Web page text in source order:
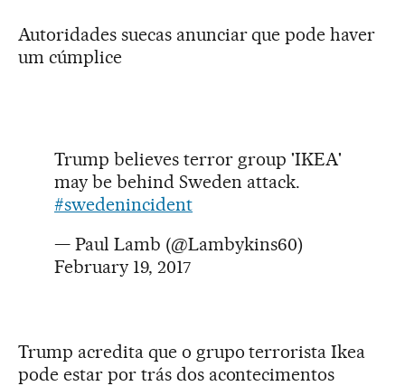
Autoridades suecas anunciar que pode haver
um cúmplice
Trump believes terror group 'IKEA'
may be behind Sweden attack.
#swedenincident
— Paul Lamb (@Lambykins60)
February 19, 2017
Trump acredita que o grupo terrorista Ikea
pode estar por trás dos acontecimentos